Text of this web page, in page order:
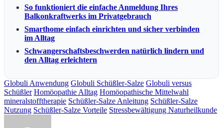
So funktioniert die einfache Anmeldung Ihres
Balkonkraftwerks im Privatgebrauch
Smarthome einfach einrichten und sicher verbinden
im Alltag
Schwangerschaftsbeschwerden natürlich lindern und
den Alltag erleichtern
Globuli Anwendung Globuli Schüßler-Salze Globuli versus
Schüßler Homöopathie Alltag Homöopathische Mittelwahl
mineralstofftherapie Schüßler-Salze Anleitung Schüßler-Salze
Nutzung Schüßler-Salze Vorteile Stressbewältigung Naturheilkunde